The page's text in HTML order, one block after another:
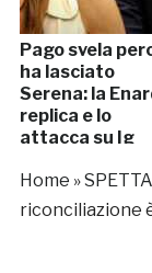
Pago svela
ha lasciato
Serena: la
replica e lo
attacca su Ig
Home »
riconciliazione